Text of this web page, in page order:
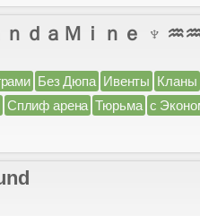
ｄａＭｉｎｅ ♆
Без Дюпа Ивенты Кланы
Сплиф арена Тюрьма с